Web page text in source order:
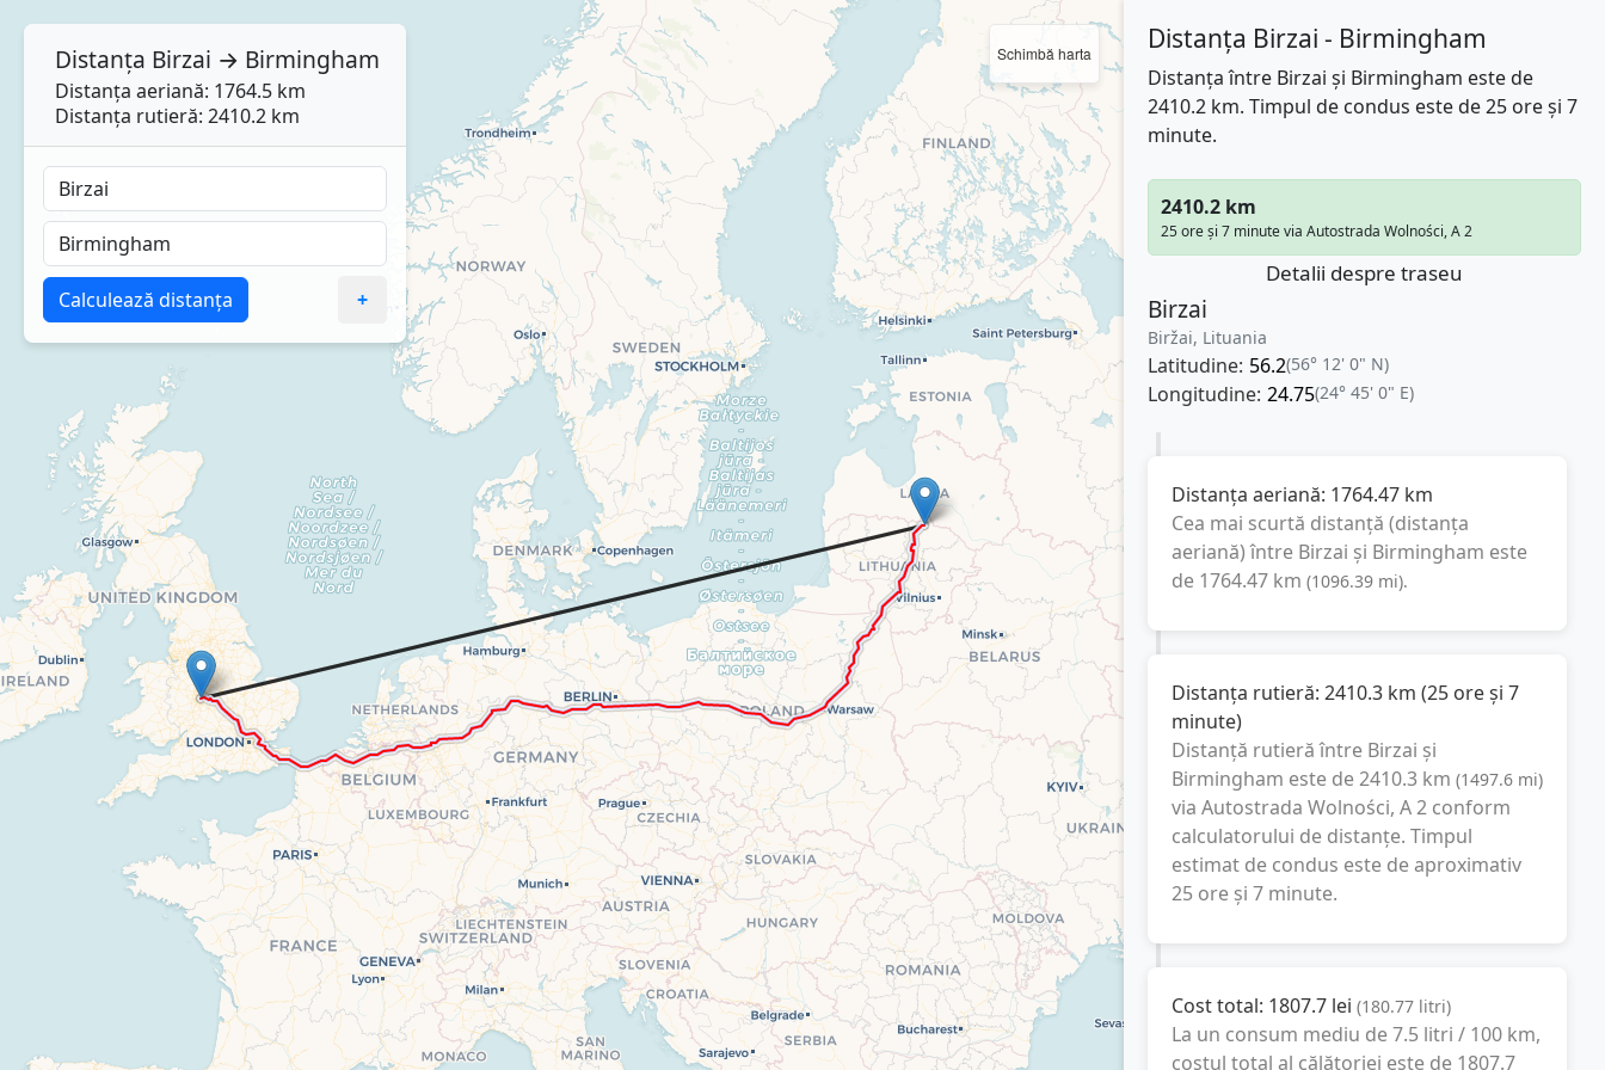
Schimbă harta Distanța Birzai - Birmingham
Distanța între Birzai și Birmingham este de
2410.2 km. Timpul de condus este de 25 ore și 7
minute.
2410.2 km
25 ore și 7 minute via Autostrada Wolności, A 2
Detalii despre traseu
Birzai
Biržai, Lituania
Latitudine: 56.2(56° 12' 0" N)
Longitudine: 24.75(24° 45' 0" E)
Distanța aeriană: 1764.47 km
Cea mai scurtă distanță (distanța
aeriană) între Birzai și Birmingham este
de 1764.47 km (1096.39 mi).
Distanța rutieră: 2410.3 km (25 ore și 7
minute)
Distanță rutieră între Birzai și
Birmingham este de2410.3 km (1497.6 mi)
via Autostrada Wolności, A 2conform
calculatorului de distanțe. Timpul
estimat de condus este de aproximativ
25 ore și 7 minute.
Cost total: 1807.7 lei (180.77 litri)
La un consum mediu de7.5 litri / 100 km,
costul total al călătoriei este de 1807.7
Distanța Birzai → Birmingham
Distanța aeriană: 1764.5 km
Distanța rutieră: 2410.2 km
Calculează distanța +